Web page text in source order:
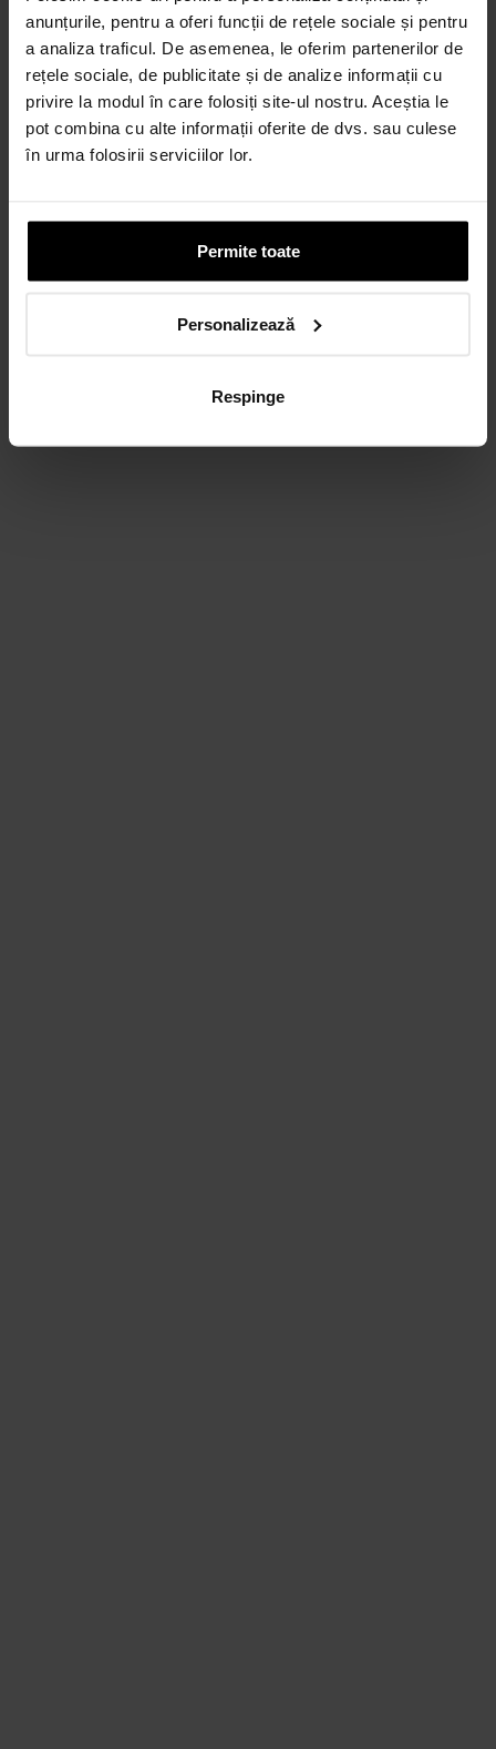
anunțurile, pentru a oferi funcții de rețele sociale și pentru
a analiza traficul. De asemenea, le oferim partenerilor de
rețele sociale, de publicitate și de analize informații cu
privire la modul în care folosiți site-ul nostru. Aceștia le
pot combina cu alte informații oferite de dvs. sau culese
în urma folosirii serviciilor lor.
Permite toate
Personalizează
Respinge